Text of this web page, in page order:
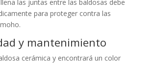
las juntas entre las baldosas debe
para proteger contra las
y mantenimiento
cerámica y encontrará un color